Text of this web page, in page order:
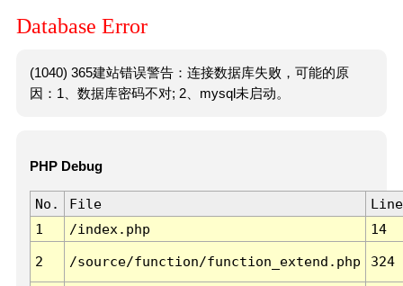
Database Error
(1040) 365建站错误警告：连接数据库失败，可能的原
因：1、数据库密码不对; 2、mysql未启动。
PHP Debug
No. File
Line
1
/index.php 14
2 /source/function/function_extend.php 324